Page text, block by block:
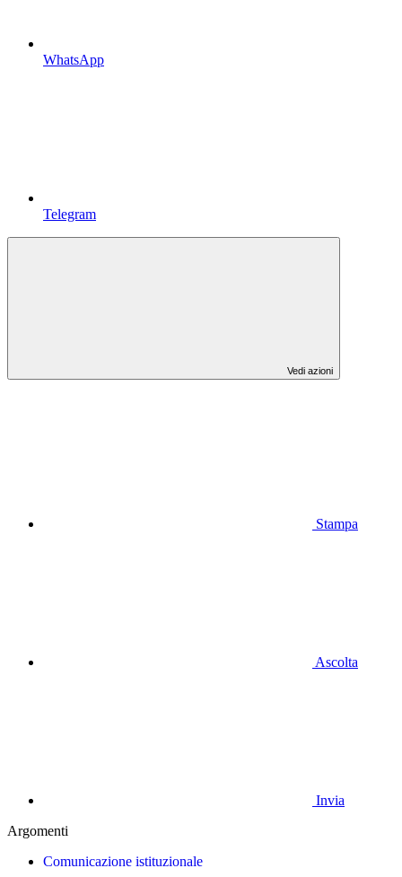
WhatsApp
Telegram
Vedi azioni
Stampa
Ascolta
Invia
Argomenti
Comunicazione istituzionale